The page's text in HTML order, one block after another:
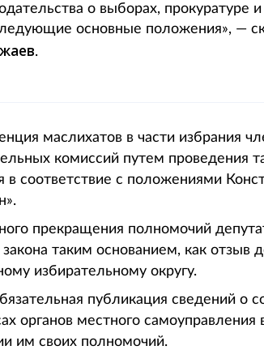
о выборах, прокуратуре
основные положения», —
.
маслихатов в части избрания
комиссий путем проведения
в соответствие с положениями
прекращения полномочий
таким основанием, как отзыв
избирательному округу.
публикация сведений о
органов местного самоуправления
им своих полномочий.